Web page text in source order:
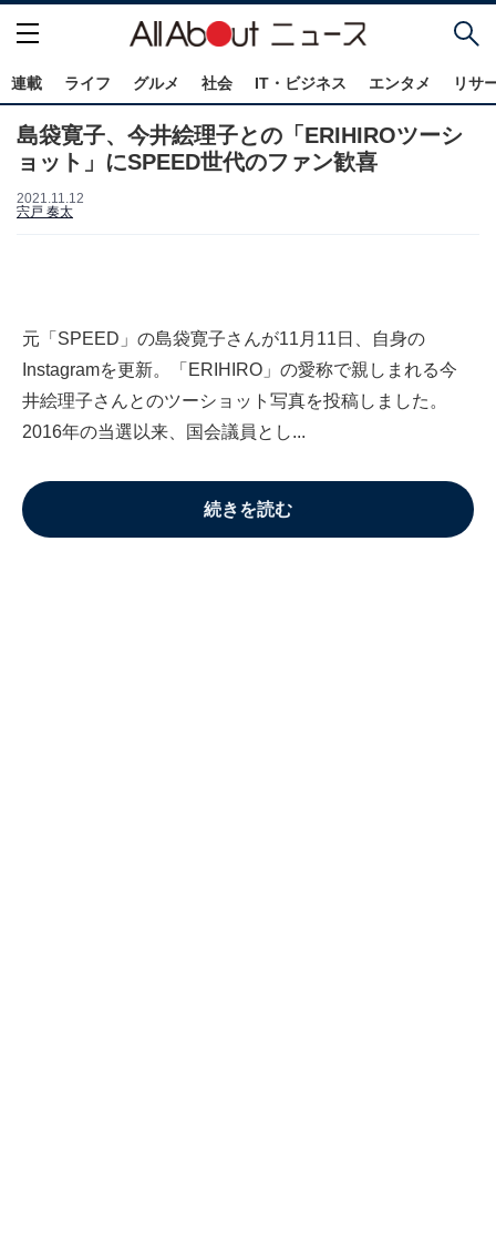
連載 ライフ グルメ 社会 IT・ビジネス エンタメ リサ
島袋寛子、今井絵理子との「ERIHIROツーシ
ョット」にSPEED世代のファン歓喜
2021.11.12
宍戸 奏太
元「SPEED」の島袋寛子さんが11月11日、自身の
Instagramを更新。「ERIHIRO」の愛称で親しまれる今
井絵理子さんとのツーショット写真を投稿しました。
2016年の当選以来、国会議員とし...
続きを読む